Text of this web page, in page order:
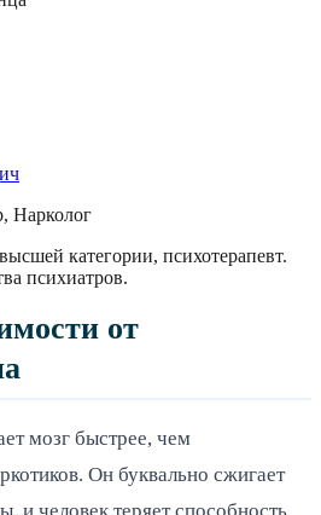
Нарколог
категории, психотерапевт.
психиатров.
от
мозг быстрее, чем
Он буквально сжигает
и человек теряет способность